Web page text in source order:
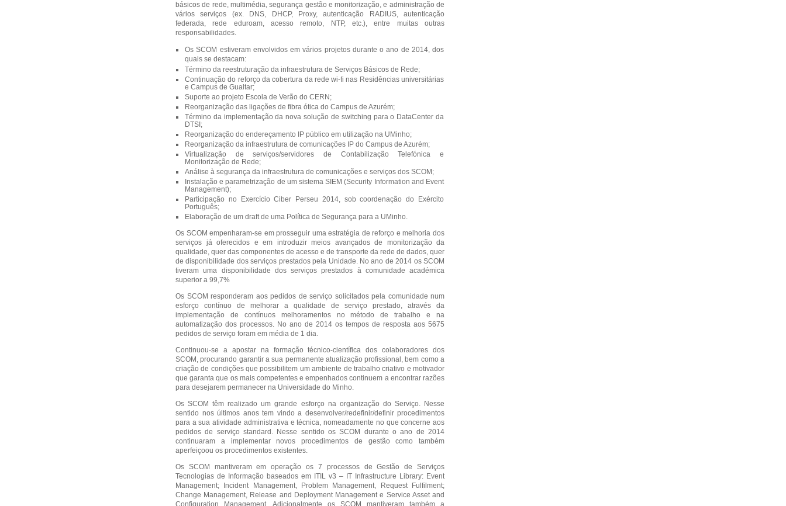
básicos de rede, multimédia, segurança gestão e monitorização, e administração de
vários serviços (ex. DNS, DHCP, Proxy, autenticação RADIUS, autenticação
federada, rede eduroam, acesso remoto, NTP, etc.), entre muitas outras
responsabilidades.
Os SCOM estiveram envolvidos em vários projetos durante o ano de 2014, dos
quais se destacam:
Término da reestruturação da infraestrutura de Serviços Básicos de Rede;
Continuação do reforço da cobertura da rede wi-fi nas Residências universitárias
e Campus de Gualtar;
Suporte ao projeto Escola de Verão do CERN;
Reorganização das ligações de fibra ótica do Campus de Azurém;
Término da implementação da nova solução de switching para o DataCenter da
DTSI;
Reorganização do endereçamento IP público em utilização na UMinho;
Reorganização da infraestrutura de comunicações IP do Campus de Azurém;
Virtualização de serviços/servidores de Contabilização Telefónica e
Monitorização de Rede;
Análise à segurança da infraestrutura de comunicações e serviços dos SCOM;
Instalação e parametrização de um sistema SIEM (Security Information and Event
Management);
Participação no Exercício Ciber Perseu 2014, sob coordenação do Exército
Português;
Elaboração de um draft de uma Política de Segurança para a UMinho.
Os SCOM empenharam-se em prosseguir uma estratégia de reforço e melhoria dos
serviços já oferecidos e em introduzir meios avançados de monitorização da
qualidade, quer das componentes de acesso e de transporte da rede de dados, quer
de disponibilidade dos serviços prestados pela Unidade. No ano de 2014 os SCOM
tiveram uma disponibilidade dos serviços prestados à comunidade académica
superior a 99,7%
Os SCOM responderam aos pedidos de serviço solicitados pela comunidade num
esforço contínuo de melhorar a qualidade de serviço prestado, através da
implementação de contínuos melhoramentos no método de trabalho e na
automatização dos processos. No ano de 2014 os tempos de resposta aos 5675
pedidos de serviço foram em média de 1 dia.
Continuou-se a apostar na formação técnico-científica dos colaboradores dos
SCOM, procurando garantir a sua permanente atualização profissional, bem como a
criação de condições que possibilitem um ambiente de trabalho criativo e motivador
que garanta que os mais competentes e empenhados continuem a encontrar razões
para desejarem permanecer na Universidade do Minho.
Os SCOM têm realizado um grande esforço na organização do Serviço. Nesse
sentido nos últimos anos tem vindo a desenvolver/redefinir/definir procedimentos
para a sua atividade administrativa e técnica, nomeadamente no que concerne aos
pedidos de serviço standard. Nesse sentido os SCOM durante o ano de 2014
continuaram a implementar novos procedimentos de gestão como também
aperfeiçoou os procedimentos existentes.
Os SCOM mantiveram em operação os 7 processos de Gestão de Serviços
Tecnologias de Informação baseados em ITIL v3 – IT Infrastructure Library: Event
Management; Incident Management, Problem Management, Request Fulfilment;
Change Management, Release and Deployment Management e Service Asset and
Configuration Management. Adicionalmente os SCOM mantiveram também a